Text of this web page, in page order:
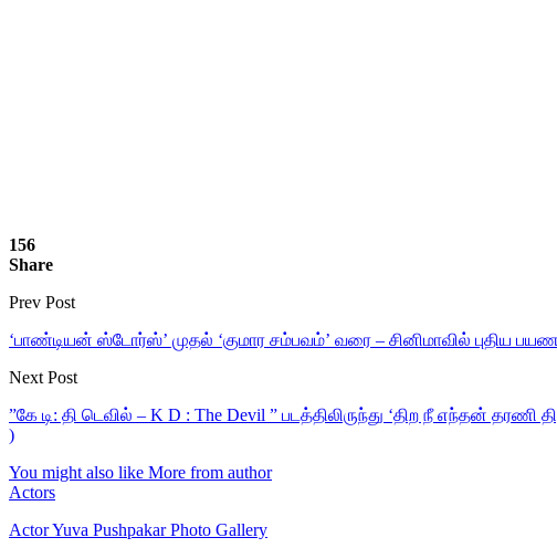
156
Share
Prev Post
‘பாண்டியன் ஸ்டோர்ஸ்’ முதல் ‘குமார சம்பவம்’ வரை – சினிமாவில் புதிய
Next Post
”கே டி: தி டெவில் – K D : The Devil ” படத்திலிருந்து ‘திற நீ எந்தன்
)
You might also like More from author
Actors
Actor Yuva Pushpakar Photo Gallery